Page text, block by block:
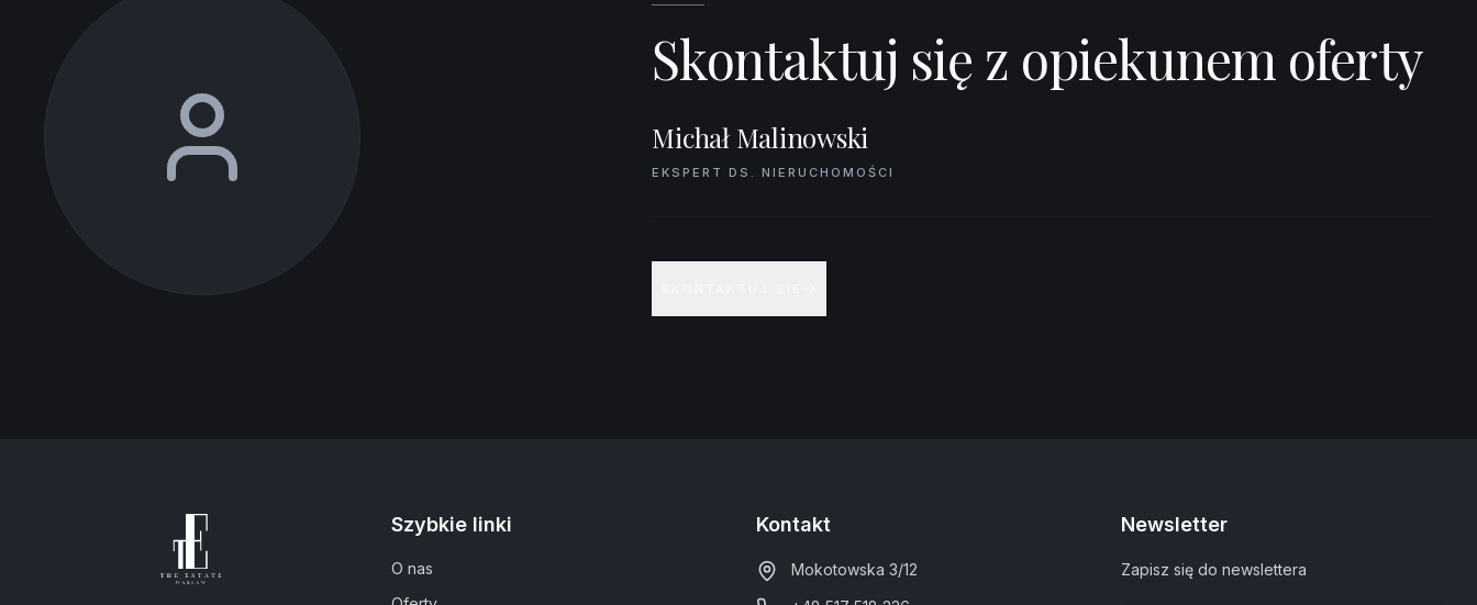
Skontaktuj się z opiekunem oferty
Michał Malinowski
EKSPERT DS. NIERUCHOMOŚCI
Szybkie linki
O nas
Kontakt
Mokotowska 3/12
Newsletter
Zapisz się do newslettera